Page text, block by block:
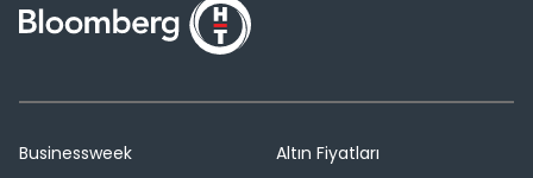
Businessweek
Altın Fiyatları